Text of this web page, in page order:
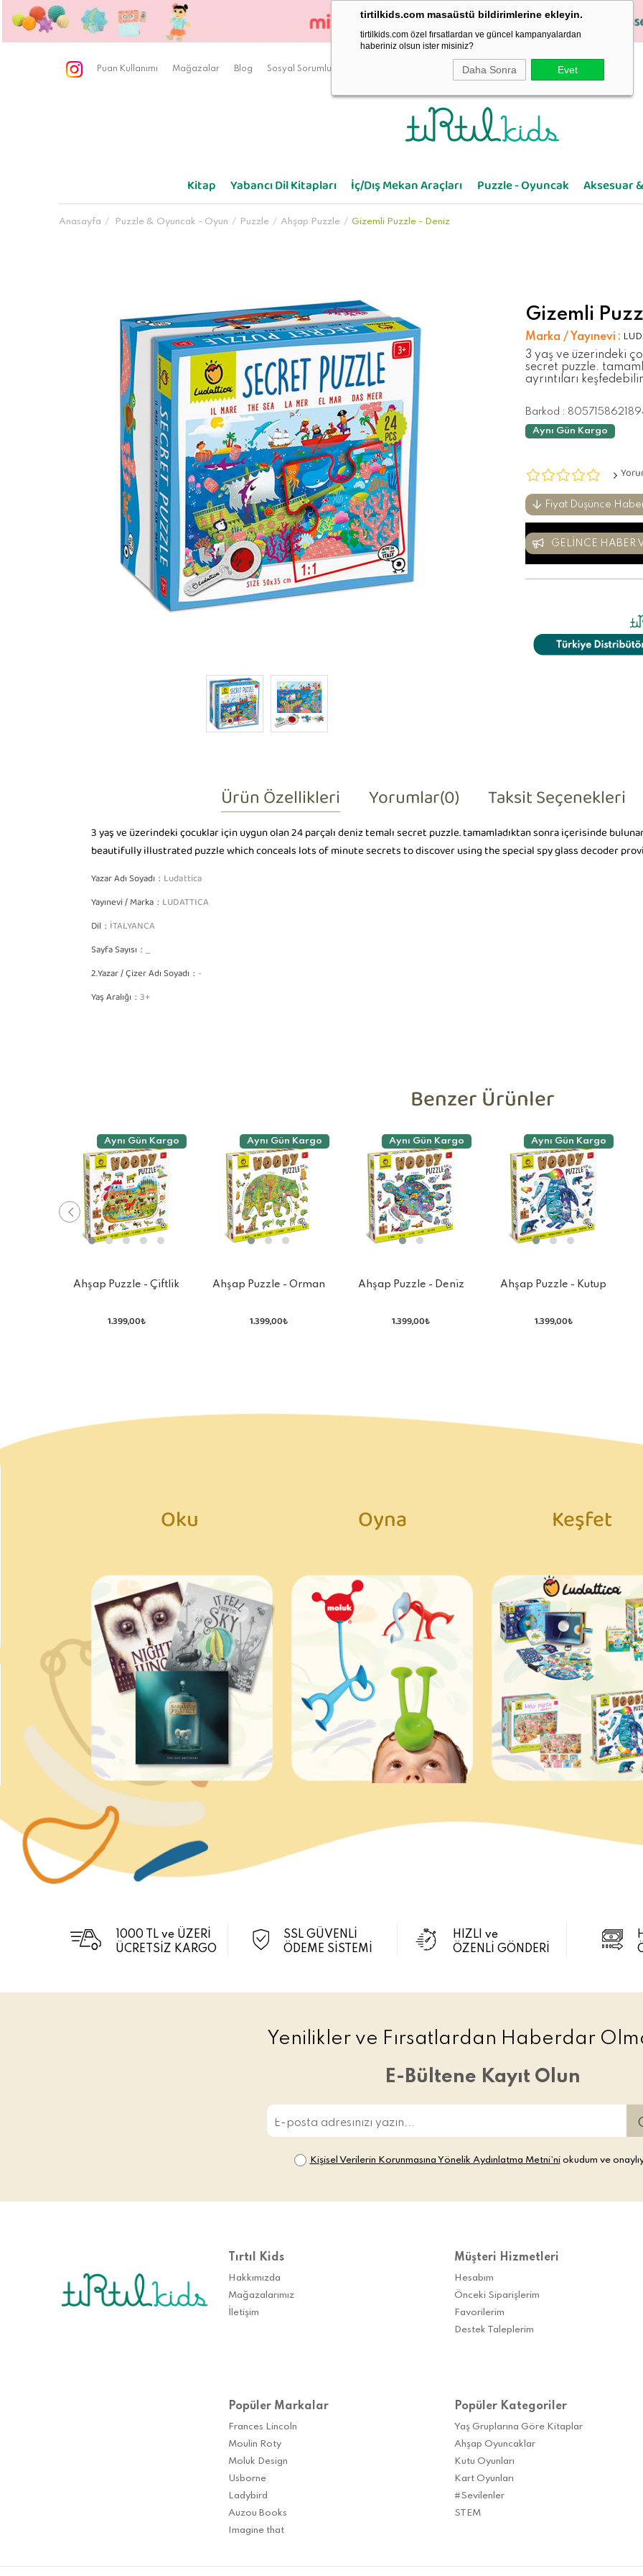
tirtilkids.com masaüstü bildirimlerine ekleyin.
tirtilkids.com özel fırsatlardan ve güncel kampanyalardan
haberiniz olsun ister misiniz?
Daha Sonra Evet
Puan Kullanımı Mağazalar Blog Sosyal Sorumluluk
Kitap Yabancı Dil Kitapları İç/Dış Mekan Araçları Puzzle - Oyuncak Aksesuar
Anasayfa Puzzle & Oyuncak - Oyun Puzzle Ahşap Puzzle Gizemli Puzzle - Deniz
Gizemli
Marka / Yayınevi :
3 yaş ve üzerindeki
secret puzzle.
ayrıntıları
Barkod :
Aynı Gün Kargo
Fiyat Düşünce
GELINCE HABER
Ürün Özellikleri Yorumlar(0) Taksit Seçenekleri
3 yaş ve üzerindeki çocuklar için uygun olan 24 parçalı deniz temalı secret puzzle. tamamladıktan sonra içerisinde
beautifully illustrated puzzle which conceals lots of minute secrets to discover using the special spy glass decoder
Yazar Adı Soyadı Ludattica
Yayınevi / Marka LUDATTICA
Dil İTALYANCA
Sayfa Sayısı _
2.Yazar / Çizer Adı Soyadı -
Yaş Aralığı 3+
Benzer Ürünler
Aynı Gün Kargo
Ahşap Puzzle - Çiftlik
1.399,00₺
Aynı Gün Kargo
Ahşap Puzzle - Orman
1.399,00₺
Aynı Gün Kargo
Ahşap Puzzle - Deniz
1.399,00₺
Aynı Gün Kargo
Ahşap Puzzle - Kutup
1.399,00₺
Oku Oyna Keşfet
1000 TL ve ÜZERİ
ÜCRETSİZ KARGO
SSL GÜVENLİ
ÖDEME SİSTEMİ
HIZLI ve
ÖZENLİ GÖNDERİ
Yenilikler ve Fırsatlardan Haberdar
E-Bültene Kayıt Olun
Kişisel Verilerin Korunmasına Yönelik Aydınlatma Metni’ni okudum ve
Tırtıl Kids
Hakkımızda
Mağazalarımız
İletişim
Müşteri Hizmetleri
Hesabım
Önceki Siparişlerim
Favorilerim
Destek Taleplerim
Popüler Markalar
Frances Lincoln
Moulin Roty
Moluk Design
Usborne
Ladybird
Auzou Books
Imagine that
Popüler Kategoriler
Yaş Gruplarına Göre Kitaplar
Ahşap Oyuncaklar
Kutu Oyunları
Kart Oyunları
#Sevilenler
STEM